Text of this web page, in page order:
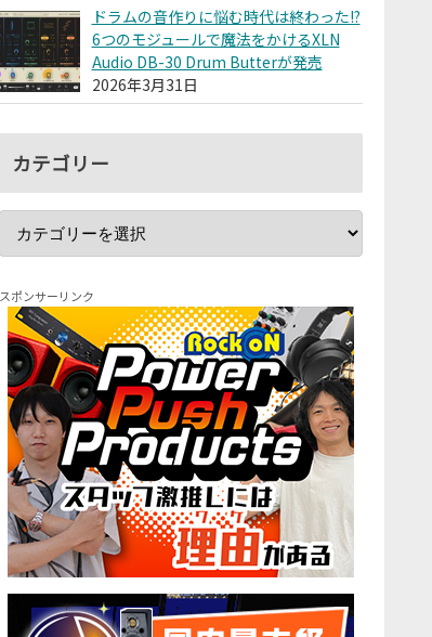
ドラムの音作りに悩む時代は終わった!?
6つのモジュールで魔法をかけるXLN
Audio DB-30 Drum Butterが発売
2026年3月31日
カテゴリー
スポンサーリンク